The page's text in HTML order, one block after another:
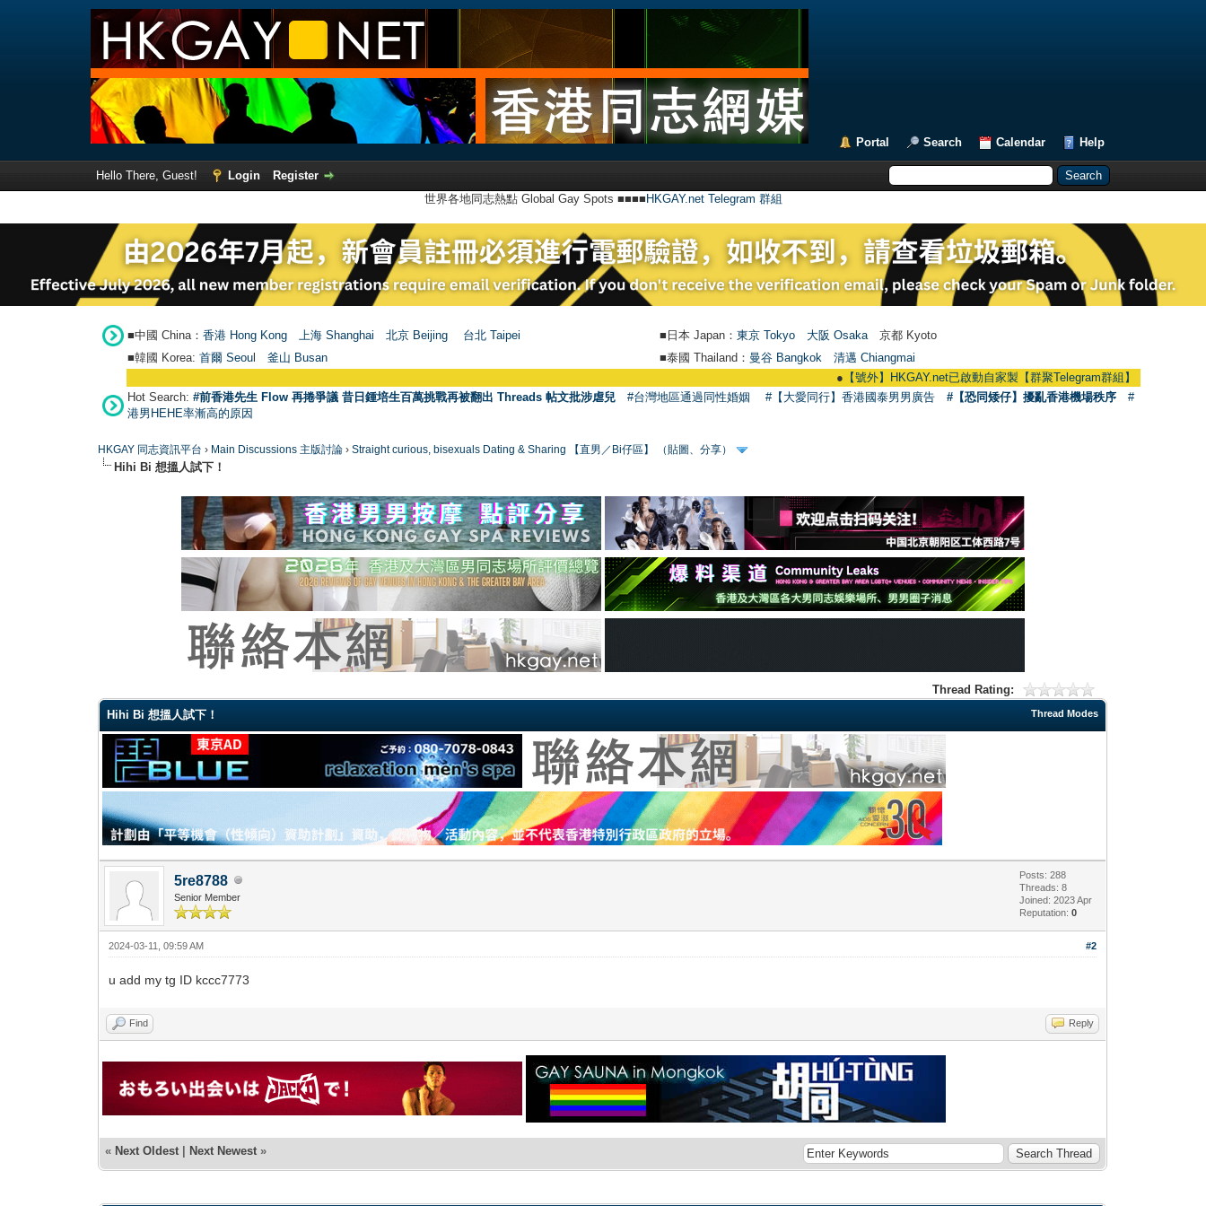
Portal Search Calendar Help
Hello There, Guest! Login
Register
世界各地同志熱點 Global Gay Spots ■■■■ HKGAY.net Telegram 群組
■中國 China： 香港 Hong Kong 上海 Shanghai 北京 Beijing 台北 Taipei ■日本 Japan： 東京 Tokyo 大阪 Osaka 京都 Kyoto
■韓國 Korea: 首爾 Seou 釜山 Busan ■泰國 Thailand： 曼谷 Bangkok
清邁 Chiangmai
【號外】HKGAY.net已啟動自家製【群聚Telegram群組】 HKGAY.net
Hot Search: #前香港先生 Flow 再捲爭議 昔日鍾培生百萬挑戰再被翻出 Threads 帖文批涉虐兒 #台灣地區通過同性婚姻 #【大愛同行】香港國泰男男廣告 #【恐同矮仔】擾亂香港機場秩序
#
港男HEHE率漸高的原因
HKGAY 同志資訊平台 › Main Discussions 主版討論 ›Straight curious, bisexuals Dating & Sharing 【直男／Bi仔區】 （貼圖、分享）
Hihi Bi 想搵人試下！
Thread Rating:
Thread Modes
Hihi Bi 想搵人試下！
5re8788
Senior Member
Posts: 288
Threads: 8
Joined: 2023 Apr
Reputation:0
#2
2024-03-11, 09:59 AM
u add my tg ID kccc7773
Find Reply
« Next Oldest | Next Newest »